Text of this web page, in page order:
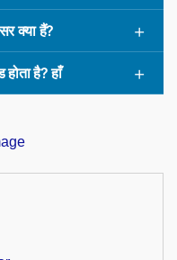
क्या हैं?
है? हाँ